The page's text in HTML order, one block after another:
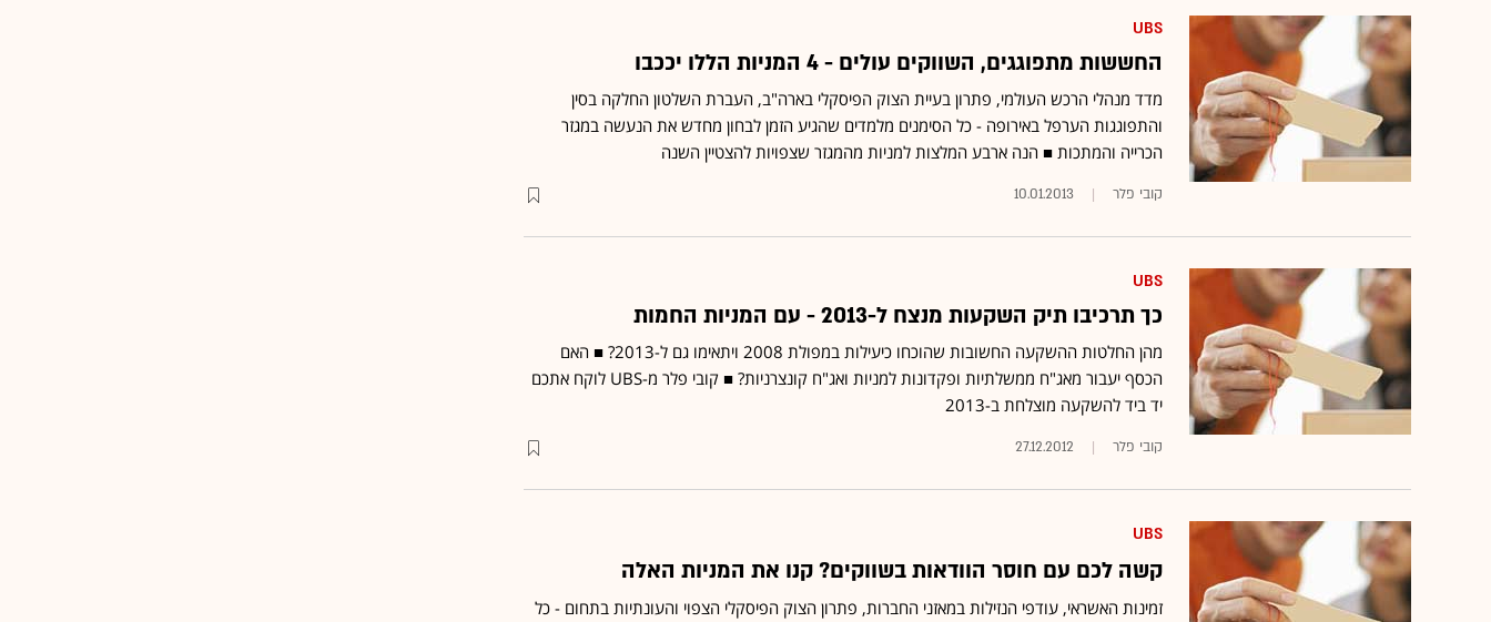
UBS
החששות מתפוגגים, השווקים עולים - 4 המניות הללו יככבו
מדד מנהלי הרכש העולמי, פתרון בעיית הצוק הפיסקלי בארה"ב, העברת השלטון החלקה בסין
והתפוגגות הערפל באירופה - כל הסימנים מלמדים שהגיע הזמן לבחון מחדש את הנעשה במגזר
הכרייה והמתכות ■ הנה ארבע המלצות למניות מהמגזר שצפויות להצטיין השנה
קובי פלר 10.01.2013
UBS
כך תרכיבו תיק השקעות מנצח ל-2013 - עם המניות החמות
מהן החלטות ההשקעה החשובות שהוכחו כיעילות במפולת 2008 ויתאימו גם ל-2013? ■ האם
הכסף יעבור מאג"ח ממשלתיות ופקדונות למניות ואג"ח קונצרניות? ■ קובי פלר מ-UBS לוקח אתכם
יד ביד להשקעה מוצלחת ב-2013
קובי פלר 27.12.2012
UBS
קשה לכם עם חוסר הוודאות בשווקים? קנו את המניות האלה
זמינות האשראי, עודפי הנזילות במאזני החברות, פתרון הצוק הפיסקלי הצפוי והעונתיות בתחום - כל